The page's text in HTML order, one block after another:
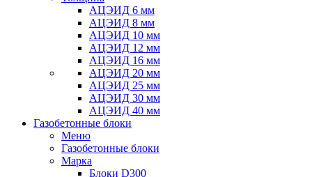
АЦЭИД 6 мм
АЦЭИД 8 мм
АЦЭИД 10 мм
АЦЭИД 12 мм
АЦЭИД 16 мм
АЦЭИД 20 мм
АЦЭИД 25 мм
АЦЭИД 30 мм
АЦЭИД 40 мм
Газобетонные блоки
Меню
Газобетонные блоки
Марка
Блоки D300